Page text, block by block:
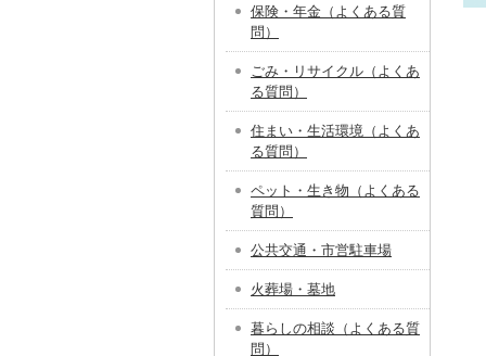
保険・年金（よくある質
問）
ごみ・リサイクル（よくあ
る質問）
住まい・生活環境（よくあ
る質問）
ペット・生き物（よくある
質問）
公共交通・市営駐車場
火葬場・墓地
暮らしの相談（よくある質
問）